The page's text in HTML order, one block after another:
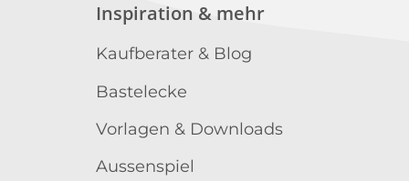
Inspiration & mehr
Kaufberater & Blog
Bastelecke
Vorlagen & Downloads
Aussenspiel